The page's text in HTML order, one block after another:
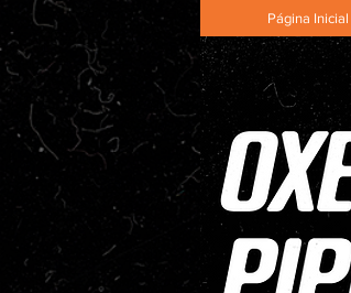
Página Inicial